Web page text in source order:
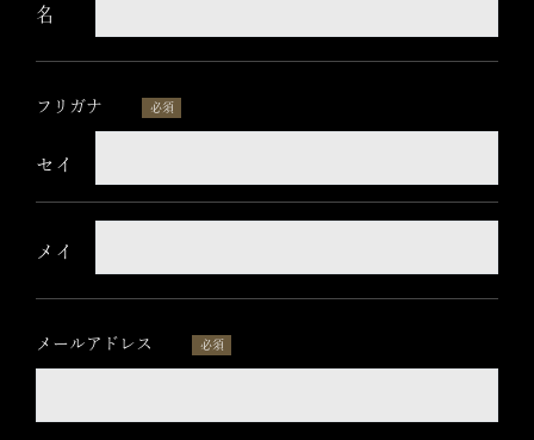
は
空
の
に
だ
名
フリガナ 必須
セイ
メイ
メールアドレス 必須